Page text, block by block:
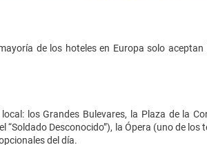
de los hoteles en Europa solo
los Grandes Bulevares, la Plaza de la
Desconocido”), la Ópera (uno de
del día.